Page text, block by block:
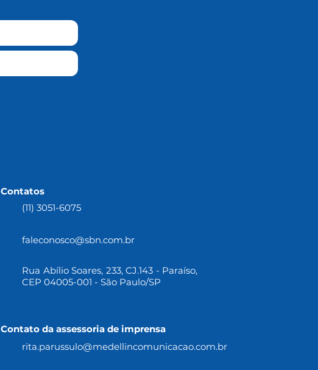
Contatos
(11) 3051-6075
faleconosco@sbn.com.br
Rua Abílio Soares, 233, CJ.143 - Paraíso,
CEP 04005-001 - São Paulo/SP
Contato da assessoria de imprensa
rita.parussulo@medellincomunicacao.com.br